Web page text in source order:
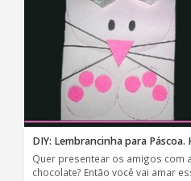
DIY: Lembrancinha para Páscoa.
Quer presentear os amigos com
chocolate? Então você vai amar